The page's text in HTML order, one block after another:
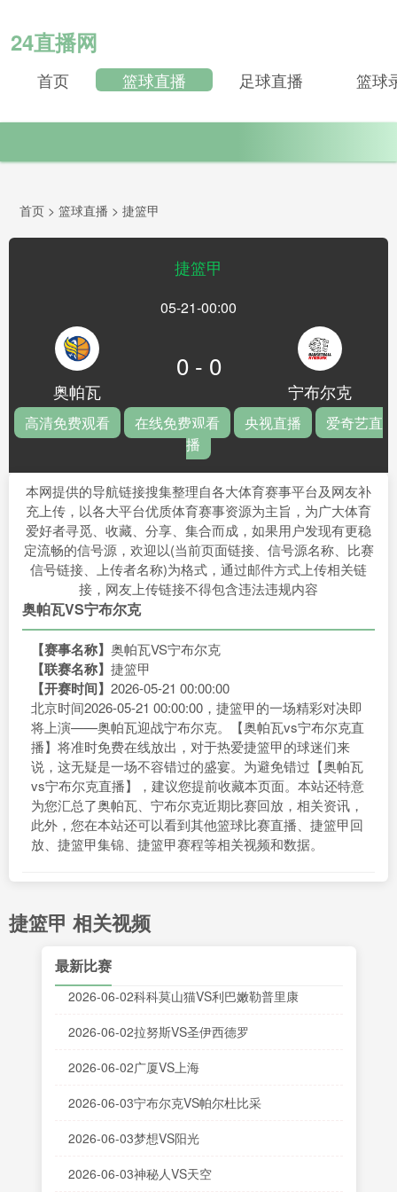
24直播网
首页 篮球直播 足球直播 篮球
首页 > 篮球直播 > 捷篮甲
捷篮甲
05-21-00:00
奥帕瓦
0 - 0
宁布尔克
高清免费观看 在线免费观看 央视直播
爱奇艺直
播
本网提供的导航链接搜集整理自各大体育赛事平台及网友补
充上传，以各大平台优质体育赛事资源为主旨，为广大体育
爱好者寻觅、收藏、分享、集合而成，如果用户发现有更稳
定流畅的信号源，欢迎以(当前页面链接、信号源名称、比赛
信号链接、上传者名称)为格式，通过邮件方式上传相关链
接，网友上传链接不得包含违法违规内容
奥帕瓦VS宁布尔克
【赛事名称】 奥帕瓦VS宁布尔克
【联赛名称】 捷篮甲
【开赛时间】 2026-05-21 00:00:00
北京时间2026-05-21 00:00:00，捷篮甲的一场精彩对决即
将上演——奥帕瓦迎战宁布尔克。【奥帕瓦vs宁布尔克直
播】将准时免费在线放出，对于热爱捷篮甲的球迷们来
说，这无疑是一场不容错过的盛宴。为避免错过【奥帕瓦
vs宁布尔克直播】，建议您提前收藏本页面。本站还特意
为您汇总了奥帕瓦、宁布尔克近期比赛回放，相关资讯，
此外，您在本站还可以看到其他篮球比赛直播、捷篮甲回
放、捷篮甲集锦、捷篮甲赛程等相关视频和数据。
捷篮甲 相关视频
最新比赛
2026-06-02科科莫山猫VS利巴嫩勒普里康
2026-06-02拉努斯VS圣伊西德罗
2026-06-02广厦VS上海
2026-06-03宁布尔克VS帕尔杜比采
2026-06-03梦想VS阳光
2026-06-03神秘人VS天空